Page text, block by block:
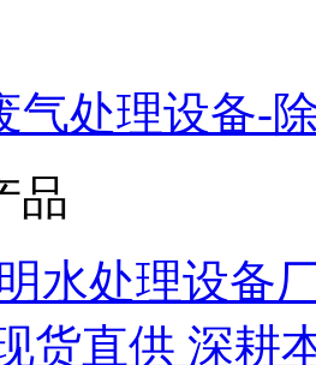
气处理设备-
品